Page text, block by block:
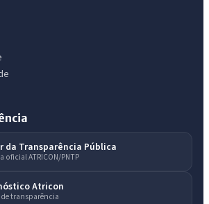
da Transparência Pública
oficial ATRICON/PNTP
Atricon
transparência